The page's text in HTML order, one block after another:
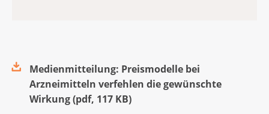
Medienmitteilung: Preismodelle bei
Arzneimitteln verfehlen die gewünschte
Wirkung(pdf, 117 KB)